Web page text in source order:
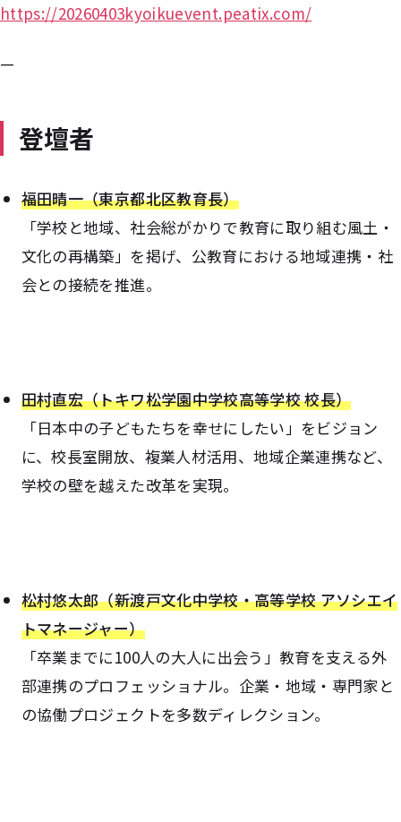
https://20260403kyoikuevent.peatix.com/
—
登壇者
福田晴一（東京都北区教育長）
「学校と地域、社会総がかりで教育に取り組む風土・
文化の再構築」を掲げ、公教育における地域連携・社
会との接続を推進。
田村直宏（トキワ松学園中学校高等学校 校長）
「日本中の子どもたちを幸せにしたい」をビジョン
に、校長室開放、複業人材活用、地域企業連携など、
学校の壁を越えた改革を実現。
松村悠太郎（新渡戸文化中学校・高等学校 アソシエイ
トマネージャー）
「卒業までに100人の大人に出会う」教育を支える外
部連携のプロフェッショナル。企業・地域・専門家と
の協働プロジェクトを多数ディレクション。